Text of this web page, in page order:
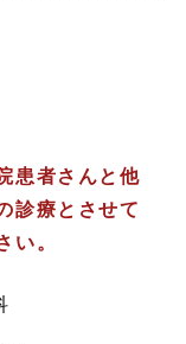
患者さんと他
診療とさせて
い。